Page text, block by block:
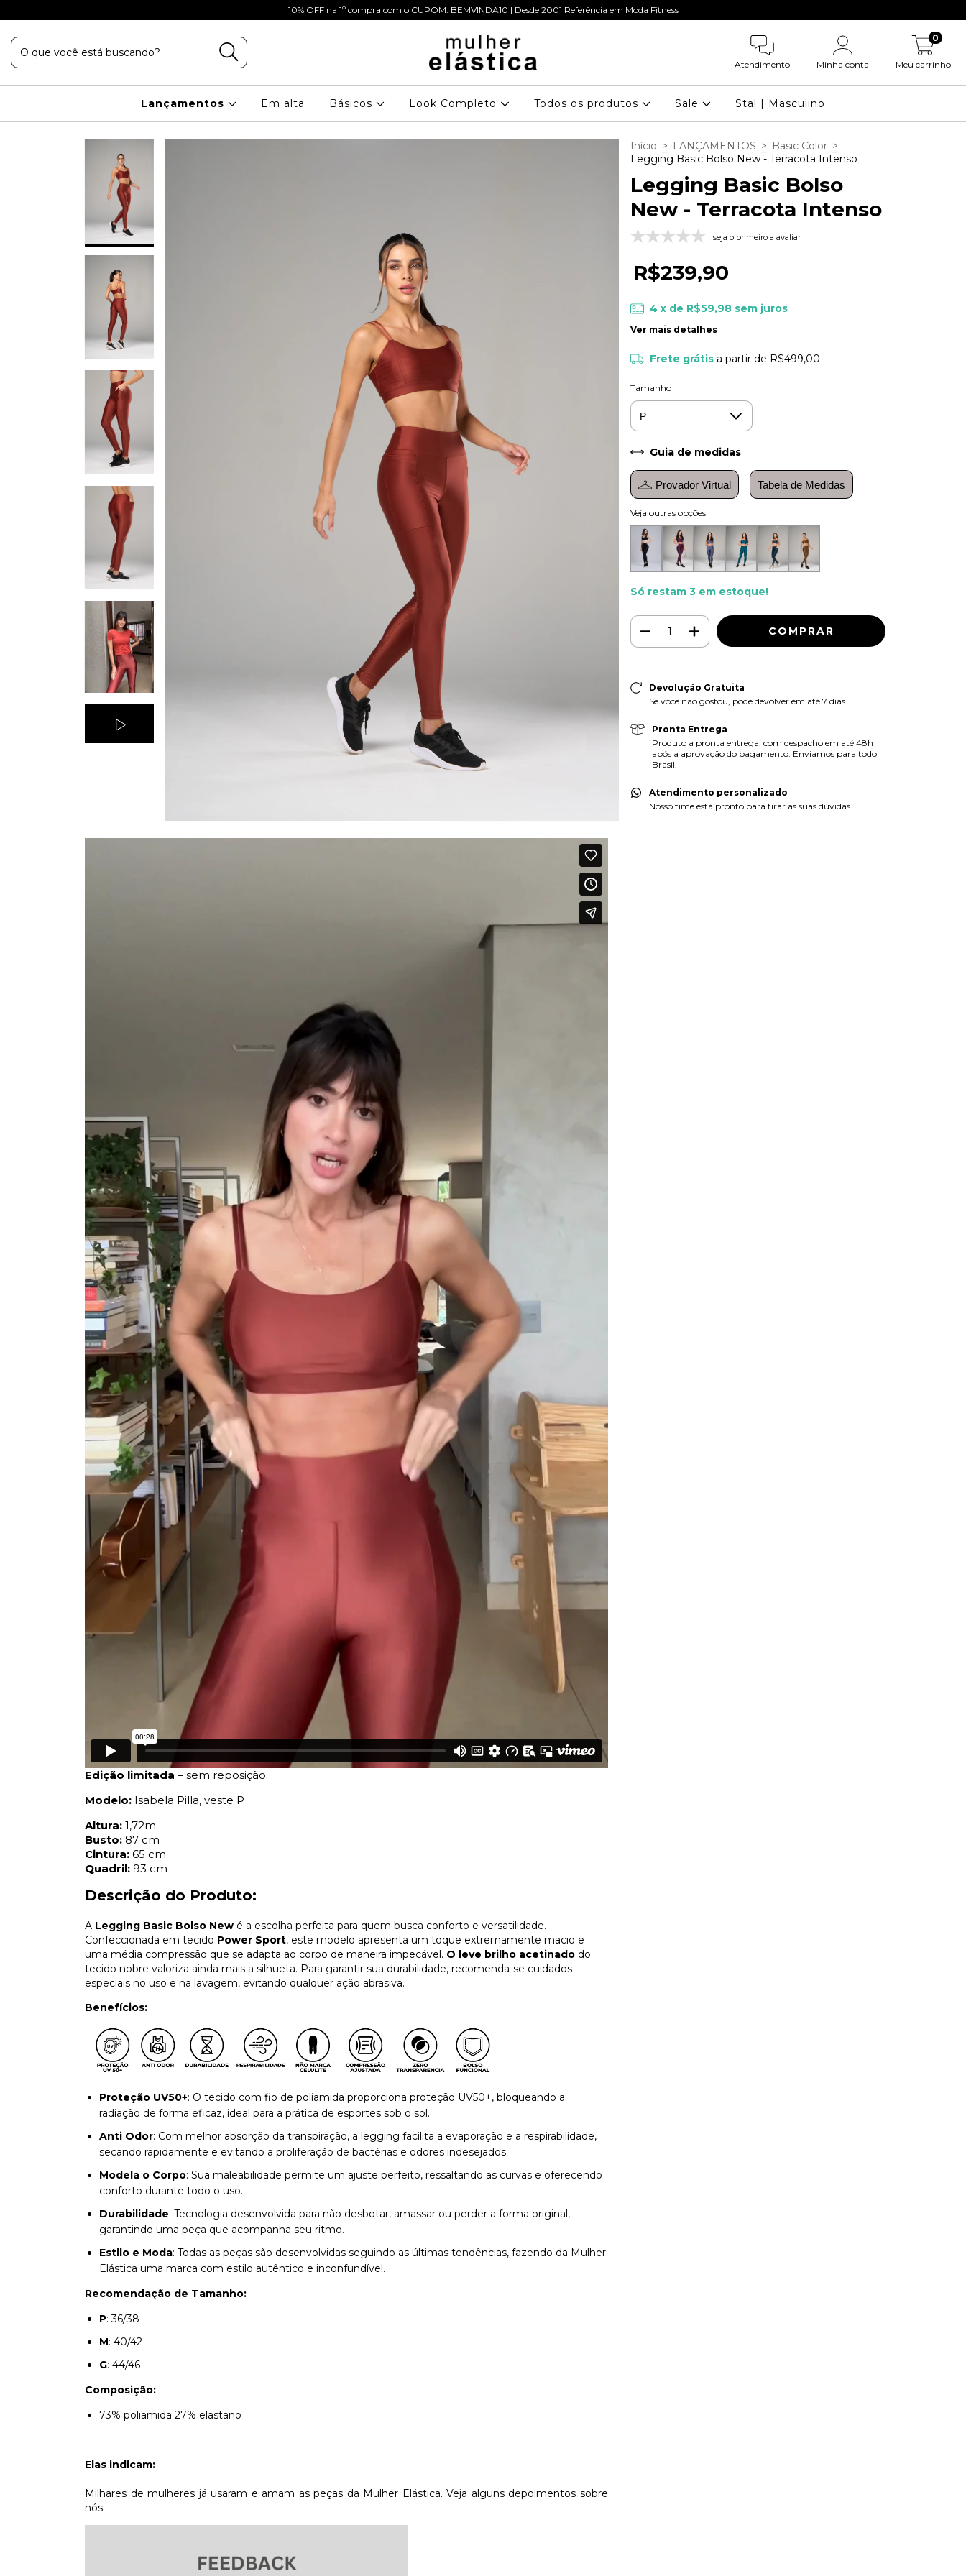
10% OFF na 1º compra com o CUPOM: BEMVINDA10 | Desde 2001 Referência em Moda Fitness
Atendimento Minha conta Meu carrinho
0
Lançamentos Em alta Básicos Look Completo Todos os produtos Sale Stal | Masculino
Edição limitada – sem reposição.
Modelo: Isabela Pilla, veste P
Altura: 1,72m
Busto: 87 cm
Cintura: 65 cm
Quadril: 93 cm
Descrição do Produto:
A Legging Basic Bolso New é a escolha perfeita para quem busca conforto e versatilidade.
Confeccionada em tecido Power Sport, este modelo apresenta um toque extremamente macio e
uma média compressão que se adapta ao corpo de maneira impecável. O leve brilho acetinado do
tecido nobre valoriza ainda mais a silhueta. Para garantir sua durabilidade, recomenda-se cuidados
especiais no uso e na lavagem, evitando qualquer ação abrasiva.
Benefícios:
Proteção UV50+: O tecido com fio de poliamida proporciona proteção UV50+, bloqueando a
radiação de forma eficaz, ideal para a prática de esportes sob o sol.
Anti Odor: Com melhor absorção da transpiração, a legging facilita a evaporação e a respirabilidade,
secando rapidamente e evitando a proliferação de bactérias e odores indesejados.
Modela o Corpo: Sua maleabilidade permite um ajuste perfeito, ressaltando as curvas e oferecendo
conforto durante todo o uso.
Durabilidade: Tecnologia desenvolvida para não desbotar, amassar ou perder a forma original,
garantindo uma peça que acompanha seu ritmo.
Estilo e Moda: Todas as peças são desenvolvidas seguindo as últimas tendências, fazendo da Mulher
Elástica uma marca com estilo autêntico e inconfundível.
Recomendação de Tamanho:
P: 36/38
M: 40/42
G: 44/46
Composição:
73% poliamida 27% elastano
Elas indicam:
Milhares de mulheres já usaram e amam as peças da Mulher Elástica. Veja alguns depoimentos sobre
nós:
Início > LANÇAMENTOS > Basic Color >
Legging Basic Bolso New - Terracota Intenso
Legging Basic Bolso
New - Terracota Intenso
seja o primeiro a avaliar
R$239,90
4 x de R$59,98 sem juros
Ver mais detalhes
Frete grátis a partir de R$499,00
Tamanho
Guia de medidas
Provador Virtual Tabela de Medidas
Veja outras opções
Só restam 3 em estoque!
Devolução Gratuita
Se você não gostou, pode devolver em até 7 dias.
Pronta Entrega
Produto a pronta entrega, com despacho em até 48h
após a aprovação do pagamento. Enviamos para todo
Brasil.
Atendimento personalizado
Nosso time está pronto para tirar as suas dúvidas.